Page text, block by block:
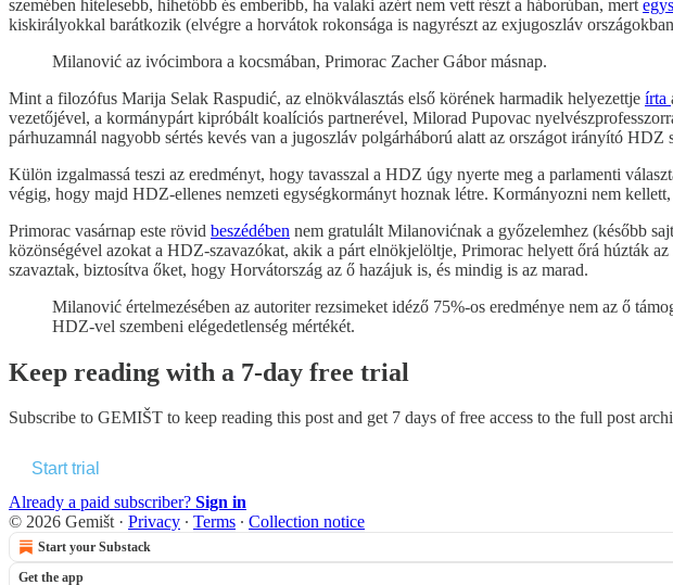
szemében hitelesebb, hihetőbb és emberibb, ha valaki azért nem vett részt a háborúban, mert
kiskirályokkal barátkozik (elvégre a horvátok rokonsága is nagyrészt az exjugoszláv
Milanović az ivócimbora a kocsmában, Primorac Zacher Gábor másnap.
Mint a filozófus Marija Selak Raspudić, az elnökválasztás első körének harmadik helyezettje írta
vezetőjével, a kormánypárt kipróbált koalíciós partnerével, Milorad Pupovac
párhuzamnál nagyobb sértés kevés van a jugoszláv polgárháború alatt az országot irányító HDZ
Külön izgalmassá teszi az eredményt, hogy tavasszal a HDZ úgy nyerte meg a parlamenti
végig, hogy majd HDZ-ellenes nemzeti egységkormányt hoznak létre. Kormányozni nem
Primorac vasárnap este rövid beszédében nem gratulált Milanovićnak a győzelemhez (később
közönségével azokat a HDZ-szavazókat, akik a párt elnökjelöltje, Primorac helyett őrá húzták
szavaztak, biztosítva őket, hogy Horvátország az ő hazájuk is, és mindig is az marad.
Milanović értelmezésében az autoriter rezsimeket idéző 75%-os eredménye nem az ő
HDZ-vel szembeni elégedetlenség mértékét.
Keep reading with a 7-day free trial
Subscribe to GEMIŠT to keep reading this post and get 7 days of free access to the full post
Start trial
Already a paid subscriber? Sign in
© 2026 Gemišt· Privacy ∙ Terms ∙ Collection notice
Start your Substack
Get the app